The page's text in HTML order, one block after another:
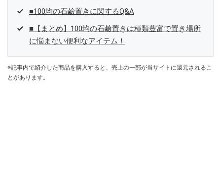
■100均の石鹼置きに関するQ&A
■【まとめ】100均の石鹼置きは種類豊富で置き場所
に悩まない便利なアイテム！
※記事内で紹介した商品を購入すると、売上の一部が当サイトに還元されるこ
とがあります。